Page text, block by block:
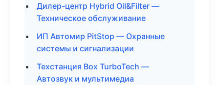
Дилер-центр Hybrid Oil&Filter —
Техническое обслуживание
ИП Автомир PitStop — Охранные
системы и сигнализации
Техстанция Box TurboTech —
Автозвук и мультимедиа